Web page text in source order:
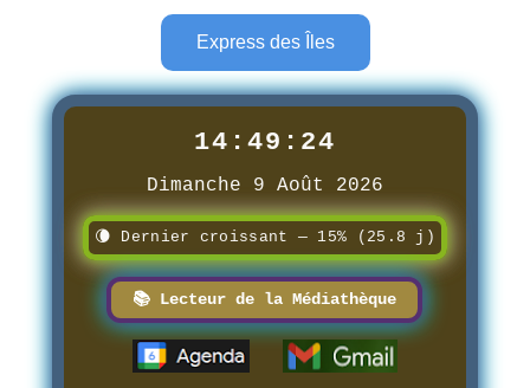
Express des Îles
14:49:25
Dimanche 9 Août 2026
🌘 Dernier croissant — 15% (25.8 j)
📚 Lecteur de la Médiathèque